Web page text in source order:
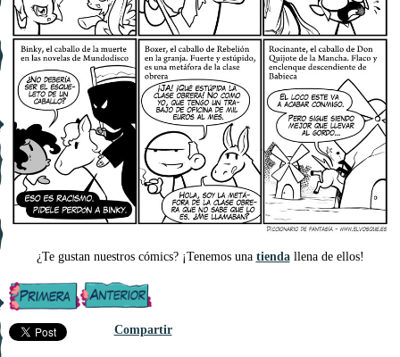
¿Te gustan nuestros cómics? ¡Tenemos una tiendallena de ellos!
Compartir